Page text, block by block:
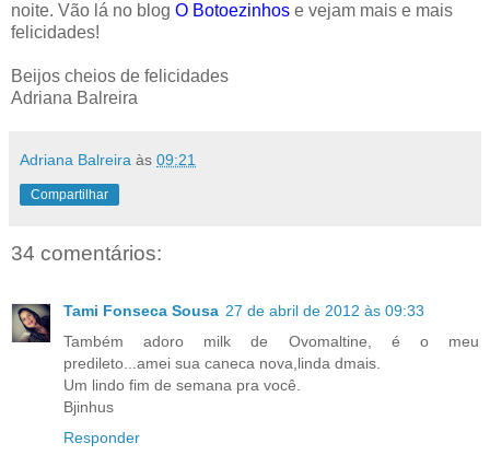
noite. Vão lá no blog O Botoezinhos e vejam mais e mais
felicidades!
Beijos cheios de felicidades
Adriana Balreira
Adriana Balreira às 09:21
Compartilhar
34 comentários:
Tami Fonseca Sousa 27 de abril de 2012 às 09:33
Também adoro milk de Ovomaltine, é o meu
predileto...amei sua caneca nova,linda dmais.
Um lindo fim de semana pra você.
Bjinhus
Responder